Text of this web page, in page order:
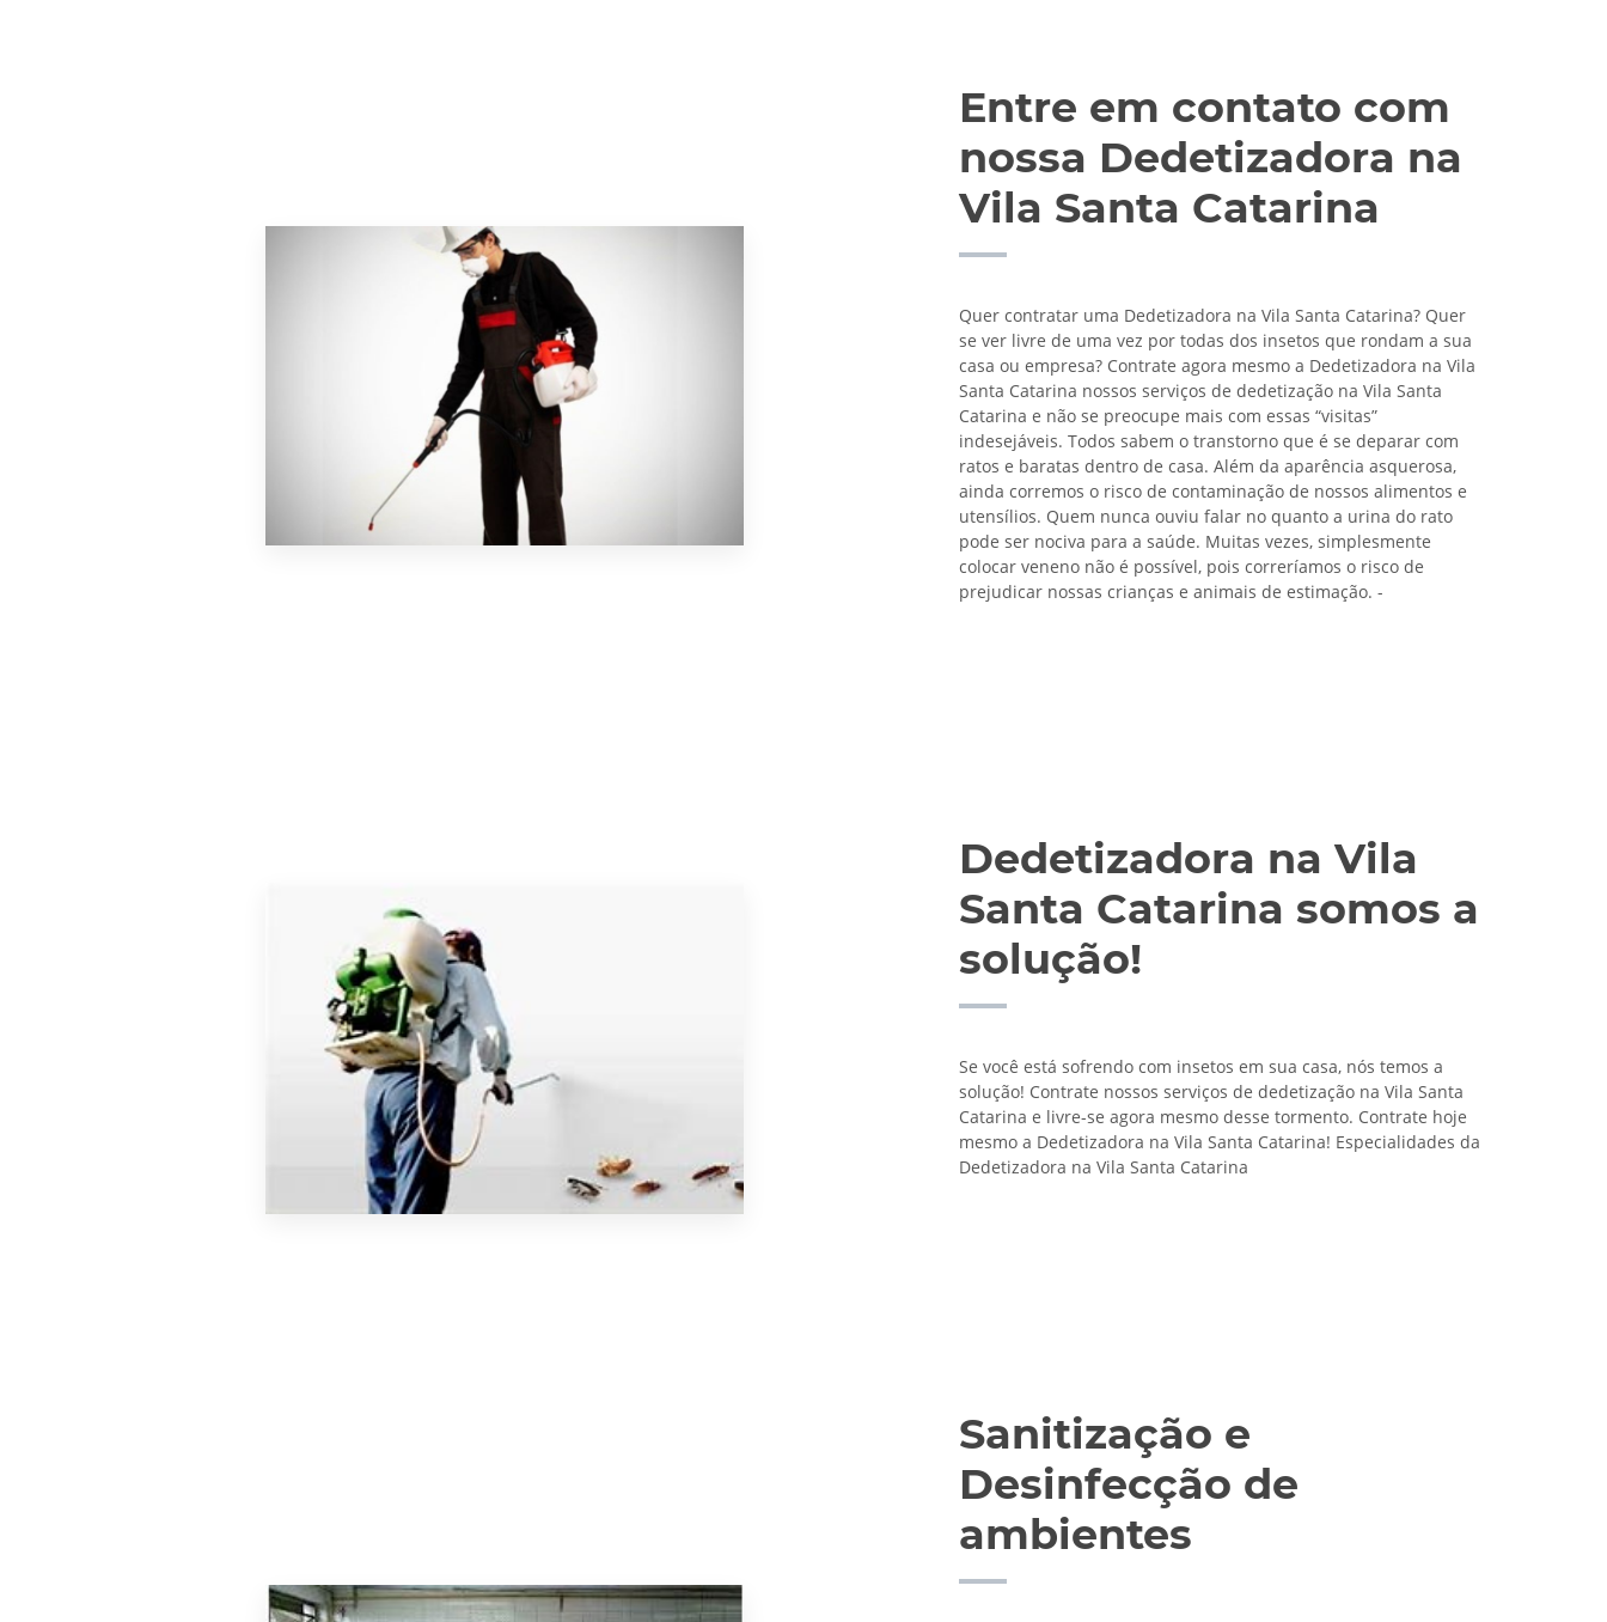
Entre em contato com
nossa Dedetizadora na
Vila Santa Catarina
Quer contratar uma Dedetizadora na Vila Santa Catarina? Quer
se ver livre de uma vez por todas dos insetos que rondam a sua
casa ou empresa? Contrate agora mesmo a Dedetizadora na Vila
Santa Catarina nossos serviços de dedetização na Vila Santa
Catarina e não se preocupe mais com essas “visitas”
indesejáveis. Todos sabem o transtorno que é se deparar com
ratos e baratas dentro de casa. Além da aparência asquerosa,
ainda corremos o risco de contaminação de nossos alimentos e
utensílios. Quem nunca ouviu falar no quanto a urina do rato
pode ser nociva para a saúde. Muitas vezes, simplesmente
colocar veneno não é possível, pois correríamos o risco de
prejudicar nossas crianças e animais de estimação. -
Dedetizadora na Vila
Santa Catarina somos a
solução!
Se você está sofrendo com insetos em sua casa, nós temos a
solução! Contrate nossos serviços de dedetização na Vila Santa
Catarina e livre-se agora mesmo desse tormento. Contrate hoje
mesmo a Dedetizadora na Vila Santa Catarina! Especialidades da
Dedetizadora na Vila Santa Catarina
Sanitização e
Desinfecção de
ambientes